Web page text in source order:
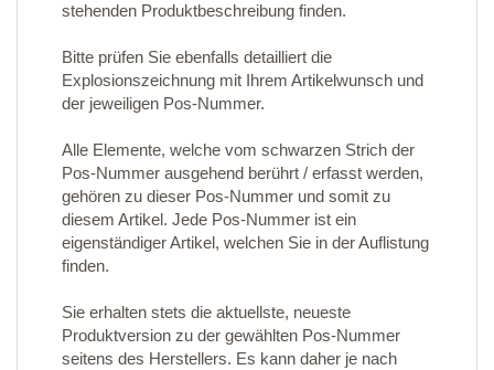
stehenden Produktbeschreibung finden.
Bitte prüfen Sie ebenfalls detailliert die
Explosionszeichnung mit Ihrem Artikelwunsch und
der jeweiligen Pos-Nummer.
Alle Elemente, welche vom schwarzen Strich der
Pos-Nummer ausgehend berührt / erfasst werden,
gehören zu dieser Pos-Nummer und somit zu
diesem Artikel. Jede Pos-Nummer ist ein
eigenständiger Artikel, welchen Sie in der Auflistung
finden.
Sie erhalten stets die aktuellste, neueste
Produktversion zu der gewählten Pos-Nummer
seitens des Herstellers. Es kann daher je nach